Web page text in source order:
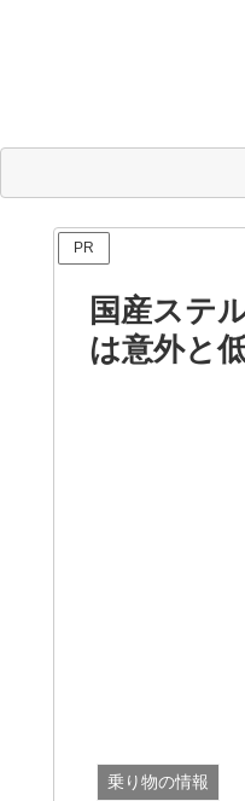
PR
国産ステ
は意外と
乗り物の情報